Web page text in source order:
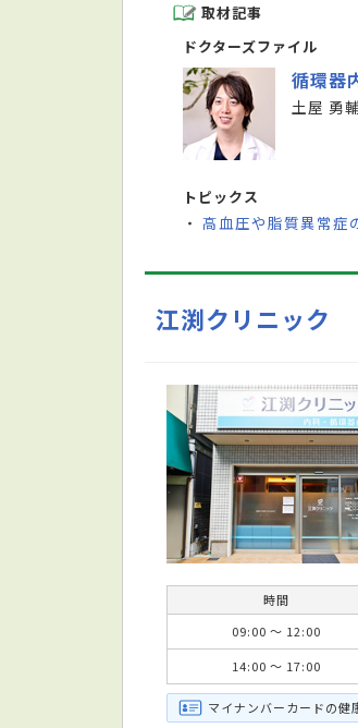
取材記事
ドクターズファイル
循環器
土屋 勇
トピックス
・高血圧や脂質異常症
江渕クリニック
時間
09:00 ～ 12:00
14:00 ～ 17:00
マイナンバーカードの健